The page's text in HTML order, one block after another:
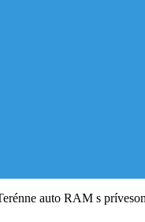
auto RAM s